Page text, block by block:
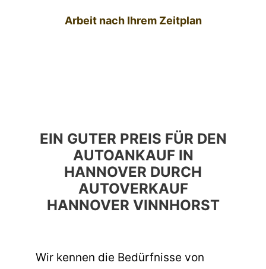
Arbeit nach Ihrem Zeitplan
EIN GUTER PREIS FÜR DEN
AUTOANKAUF IN
HANNOVER DURCH
AUTOVERKAUF
HANNOVER VINNHORST
Wir kennen die Bedürfnisse von